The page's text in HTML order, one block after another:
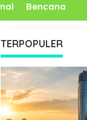
Bencana
TERPOPULER